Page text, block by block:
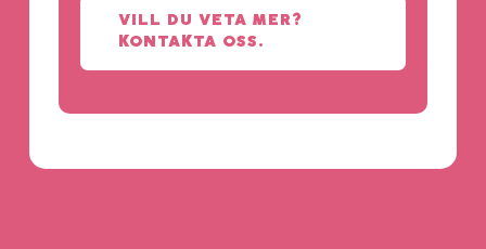
VILL DU VETA MER?
KONTAKTA OSS.